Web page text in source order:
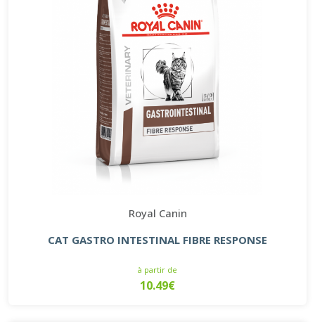
Royal Canin
CAT GASTRO INTESTINAL FIBRE RESPONSE
à partir de
10.49€